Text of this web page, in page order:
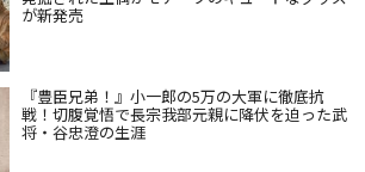
が新発売
『豊臣兄弟！』小一郎の5万の大軍に徹底抗
戦！切腹覚悟で長宗我部元親に降伏を迫った武
将・谷忠澄の生涯